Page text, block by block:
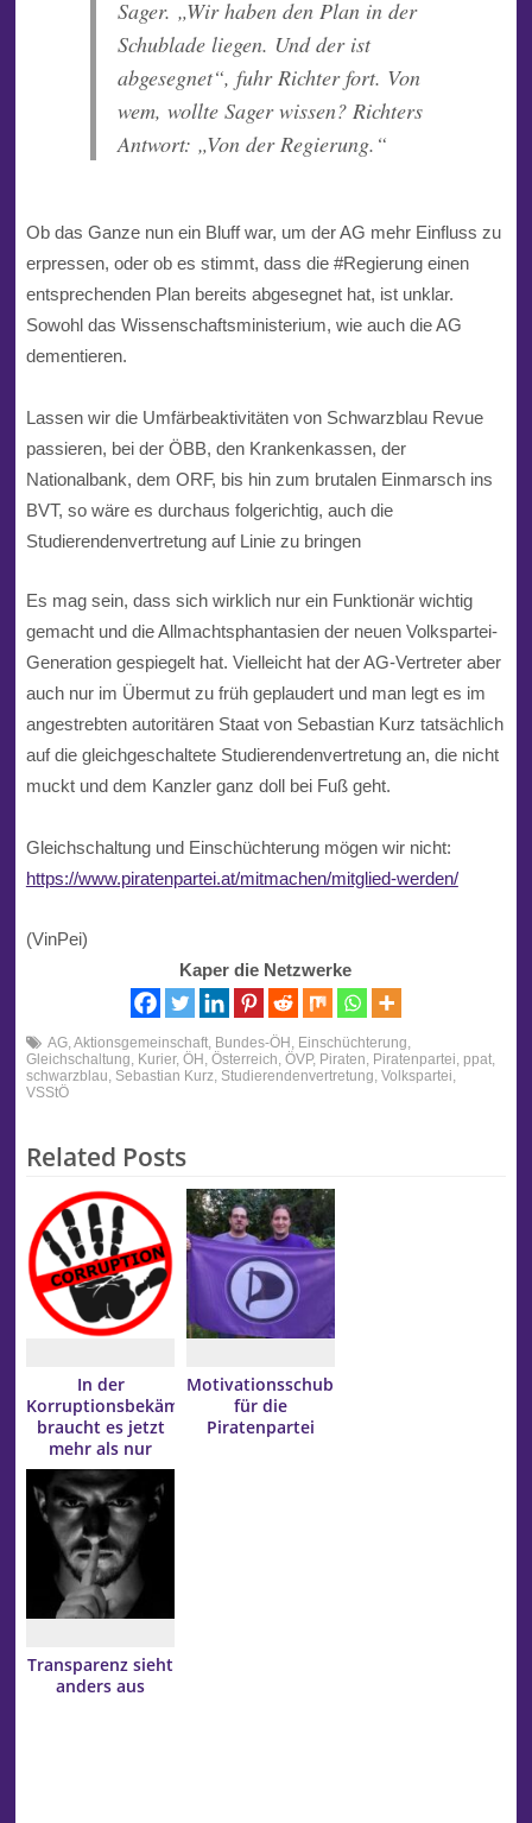
Sager. „Wir haben den Plan in der
Schublade liegen. Und der ist
abgesegnet“, fuhr Richter fort. Von
wem, wollte Sager wissen? Richters
Antwort: „Von der Regierung.“
Ob das Ganze nun ein Bluff war, um der AG mehr Einfluss zu
erpressen, oder ob es stimmt, dass die #Regierungeinen
entsprechenden Plan bereits abgesegnet hat, ist unklar.
Sowohl das Wissenschaftsministerium, wie auch die AG
dementieren.
Lassen wir die Umfärbeaktivitäten von SchwarzblauRevue
passieren, bei der ÖBB, den Krankenkassen, der
Nationalbank, dem ORF, bis hin zum brutalen Einmarsch ins
BVT, so wäre es durchaus folgerichtig, auch die
Studierendenvertretung auf Linie zu bringen
Es mag sein, dass sich wirklich nur ein Funktionär wichtig
gemacht und die Allmachtsphantasien der neuen Volkspartei-
Generation gespiegelt hat. Vielleicht hat der AG-Vertreter aber
auch nur im Übermut zu früh geplaudert und man legt es im
angestrebten autoritären Staat von Sebastian Kurz tatsächlich
auf die gleichgeschaltete Studierendenvertretung an, die nicht
muckt und dem Kanzler ganz doll bei Fuß geht.
Gleichschaltung und Einschüchterung mögen wir nicht:
https://www.piratenpartei.at/mitmachen/mitglied-werden/
(VinPei)
Kaper die Netzwerke
AG, Aktionsgemeinschaft, Bundes-ÖH Einschüchterung
Gleichschaltung Kurier, ÖH Österreich ÖVP, Piraten Piratenpartei ppat,
schwarzblau Sebastian Kurz, Studierendenvertretung Volkspartei
VSStÖ
Related Posts
In der
Korruptionsbekämpfung
braucht es jetzt
mehr als nur
Lippenbekenntnisse
Motivationsschub
für die
Piratenpartei
Transparenz sieht
anders aus